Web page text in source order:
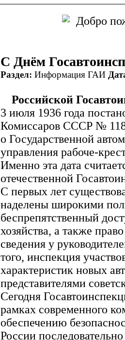
С Днём
Раздел: Информация ГАИ
Российской
3 июля 1936 года
Комиссаров СССР №
о Государственной
управления рабоче-
Именно эта дата
отечественной
С первых лет
наделены широкими
беспрепятственный
хозяйства, а также
сведения у
того, инспекция
характеристик новых
представителями
Сегодня
рамках современного
обеспечению
России